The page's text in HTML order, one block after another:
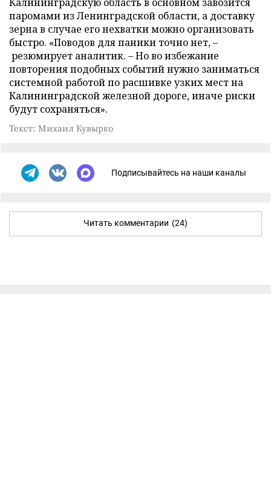
паромами из Ленинградской области, а доставку
зерна в случае его нехватки можно организовать
быстро. «Поводов для паники точно нет, –
резюмирует аналитик. – Но во избежание
повторения подобных событий нужно заниматься
системной работой по расшивке узких мест на
Калининградской железной дороге, иначе риски
будут сохраняться».
Текст: Михаил Кувырко
Подписывайтесь на наши каналы
Читать комментарии (24)